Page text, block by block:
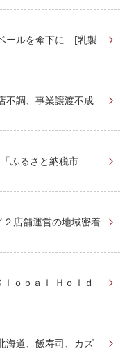
ールを傘下に [乳製
不調、事業譲渡不成
ふるさと納税市
店舗運営の地域密着
ｏｂａｌ Ｈｏｌｄ
海道、飯寿司、カズ